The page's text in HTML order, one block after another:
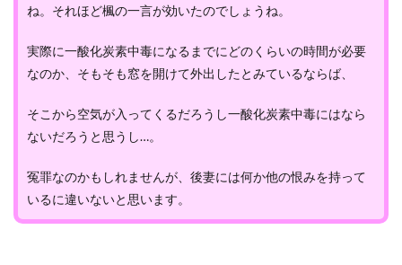
ね。それほど楓の一言が効いたのでしょうね。
実際に一酸化炭素中毒になるまでにどのくらいの時間が必要
なのか、そもそも窓を開けて外出したとみているならば、
そこから空気が入ってくるだろうし一酸化炭素中毒にはなら
ないだろうと思うし…。
冤罪なのかもしれませんが、後妻には何か他の恨みを持って
いるに違いないと思います。